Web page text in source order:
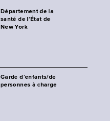
Département de la
santé de l’État de
New York
Garde d’enfants/de
personnes à charge